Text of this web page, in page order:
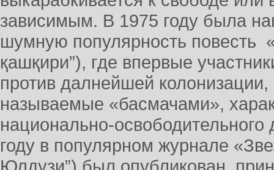
зависимым. В 1975 году была
шумную популярность повесть
қашқири”), где впервые
против далнейшей колонизации,
называемые «басмачами»,
национально-
году в популярном журнале
Юлдузи”) был опубликован,